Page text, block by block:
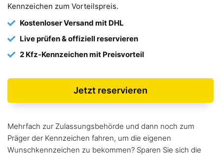
Kennzeichen zum Vorteilspreis.
Kostenloser Versand mit DHL
Live prüfen & offiziell reservieren
2 Kfz-Kennzeichen mit Preisvorteil
Jetzt reservieren
Mehrfach zur Zulassungsbehörde und dann noch zum
Präger der Kennzeichen fahren, um die eigenen
Wunschkennzeichen zu bekommen? Sparen Sie sich die